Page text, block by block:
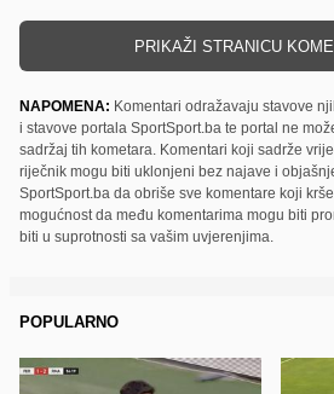
PRIKAŽI STRANICU
NAPOMENA: Komentari odražavaju stavove
i stavove portala SportSport.ba te portal ne
sadržaj tih kometara. Komentari koji sadrže
riječnik mogu biti uklonjeni bez najave i
SportSport.ba da obriše sve komentare koji
mogućnost da među komentarima mogu biti
biti u suprotnosti sa vašim uvjerenjima.
POPULARNO